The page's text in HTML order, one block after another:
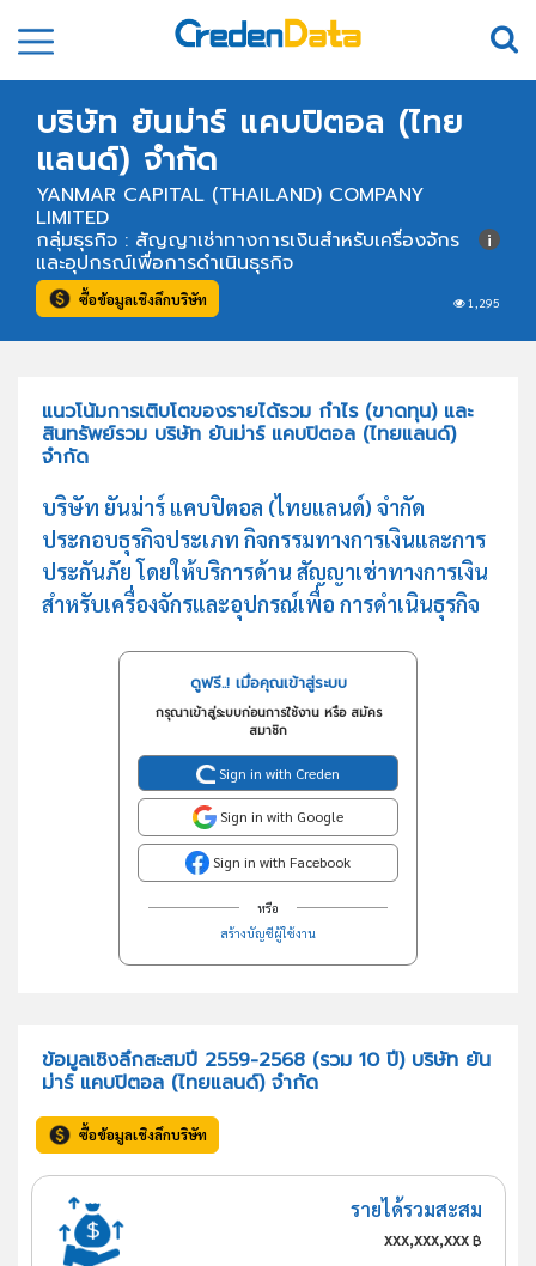
บริษัท ยันม่าร์ แคบปิตอล (ไทย
แลนด์) จำกัด
YANMAR CAPITAL (THAILAND) COMPANY
LIMITED
1,295
กลุ่มธุรกิจ : สัญญาเช่าทางการเงินสำหรับเครื่องจักร
และอุปกรณ์เพื่อการดำเนินธุรกิจ
ซื้อข้อมูลเชิงลึกบริษัท
แนวโน้มการเติบโตของรายได้รวม กำไร (ขาดทุน) และ
สินทรัพย์รวม บริษัท ยันม่าร์ แคบปิตอล (ไทยแลนด์)
จำกัด
บริษัท ยันม่าร์ แคบปิตอล (ไทยแลนด์) จำกัด
ประกอบธุรกิจประเภท กิจกรรมทางการเงินและการ
ประกันภัย โดยให้บริการด้าน สัญญาเช่าทางการเงิน
สำหรับเครื่องจักรและอุปกรณ์เพื่อ การดำเนินธุรกิจ
ดูฟรี..! เมื่อคุณเข้าสู่ระบบ
กรุณาเข้าสู่ระบบก่อนการใช้งาน หรือ สมัคร
สมาชิก
Sign in with Creden
Sign in with Google
Sign in with Facebook
หรือ
สร้างบัญชีผู้ใช้งาน
ข้อมูลเชิงลึกสะสมปี 2559-2568 (รวม 10 ปี) บริษัท ยัน
ม่าร์ แคบปิตอล (ไทยแลนด์) จำกัด
ซื้อข้อมูลเชิงลึกบริษัท
รายได้รวมสะสม
xxx,xxx,xxx฿